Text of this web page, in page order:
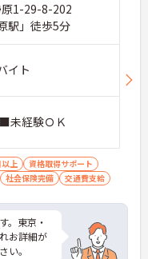
原1-29-8-202
駅」徒歩5分
イト
■未経験ＯＫ
上
資格取得サポート
社会保険完備 交通費支給
。東京・
お詳細が
い。